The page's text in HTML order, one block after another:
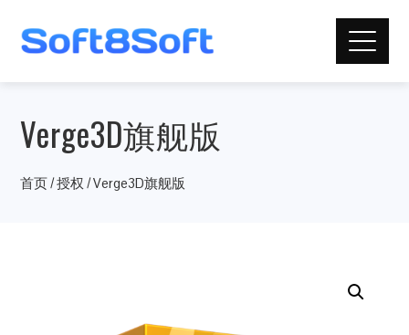
Verge3D旗舰版
首页/授权 / Verge3D旗舰版